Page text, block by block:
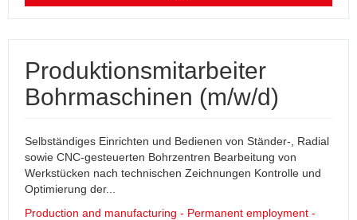
Produktionsmitarbeiter
Bohrmaschinen (m/w/d)
Selbständiges Einrichten und Bedienen von Ständer-, Radial
sowie CNC-gesteuerten Bohrzentren Bearbeitung von
Werkstücken nach technischen Zeichnungen Kontrolle und
Optimierung der...
Production and manufacturing - Permanent employment -